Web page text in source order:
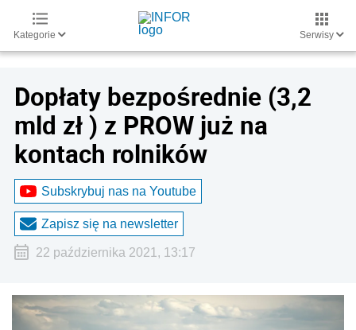
Kategorie Serwisy
Dopłaty bezpośrednie (3,2
mld zł ) z PROW już na
kontach rolników
Subskrybuj nas na Youtube
Zapisz się na newsletter
22 października 2021, 13:17